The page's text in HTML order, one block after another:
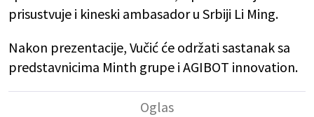
prisustvuje i kineski ambasador u Srbiji Li Ming.
Nakon prezentacije, Vučić će održati sastanak sa
predstavnicima Minth grupe i AGIBOT innovation.